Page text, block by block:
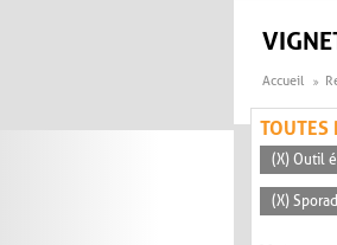
Accueil
TOUTES
(X) Outil
(X)